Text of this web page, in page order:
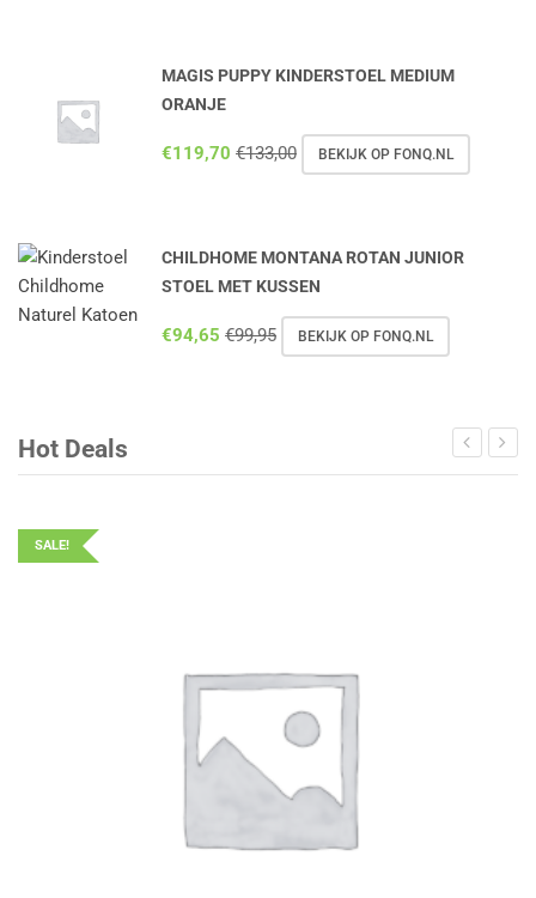
MAGIS PUPPY KINDERSTOEL MEDIUM
ORANJE
€119,70 €133,00 BEKIJK OP FONQ.NL
CHILDHOME MONTANA ROTAN JUNIOR
STOEL MET KUSSEN
€94,65 €99,95 BEKIJK OP FONQ.NL
Hot Deals
SALE!